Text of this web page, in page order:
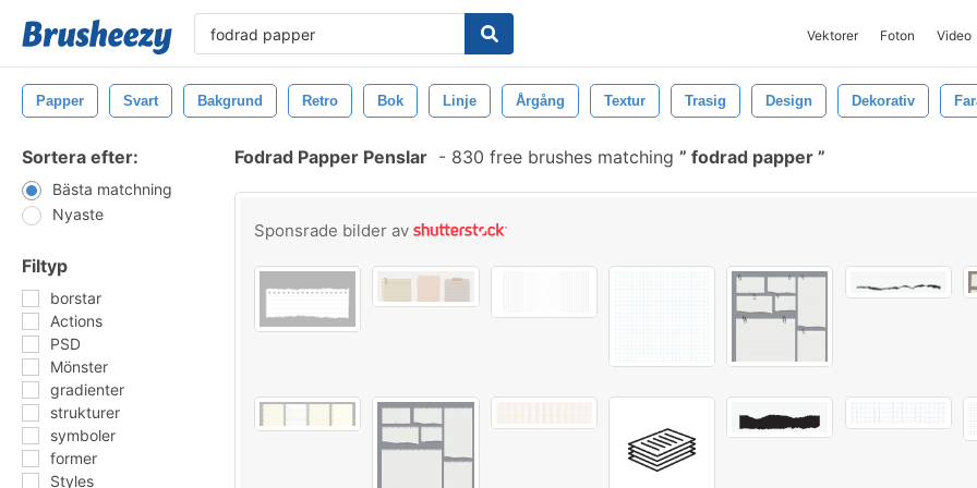
Vektorer Foton Video
Papper Svart Bakgrund Retro Bok Linje Årgång Textur Trasig Design Dekorativ
Sortera efter:
Bästa matchning
Nyaste
Filtyp
borstar
Actions
PSD
Mönster
gradienter
strukturer
symboler
former
Styles
Fodrad Papper Penslar - 830 free brushes matching fodrad papper
Sponsrade bilder av